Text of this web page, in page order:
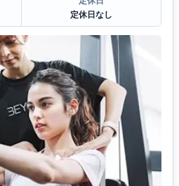
定休日なし